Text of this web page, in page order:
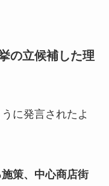
の立候補した理
に発言されたよ
策、中心商店街